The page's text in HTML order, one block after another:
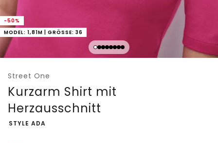
-50%
MODEL: 1,81M | GRÖSSE: 36
Street One
Kurzarm Shirt mit
Herzausschnitt
-
STYLE ADA